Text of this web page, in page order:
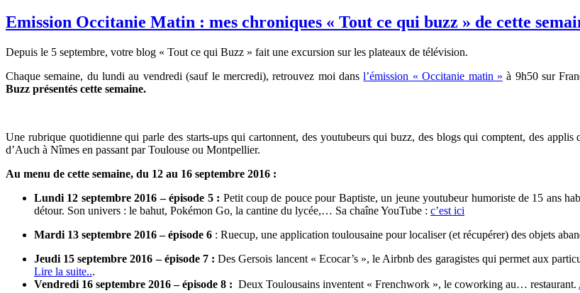
Emission Occitanie Matin : mes chroniques « Tout ce qui buzz » de cette
Depuis le 5 septembre, votre blog « Tout ce qui Buzz » fait une excursion sur les plateaux de télévision.
Chaque semaine, du lundi au vendredi (sauf le mercredi), retrouvez moi dansl’émission « Occitanie matin » à 9h50 sur
Buzz présentés cette semaine.
Une rubrique quotidienne qui parle des starts-ups qui cartonnent, des youtubeurs qui buzz, des blogs qui comptent, des
d’Auch à Nîmes en passant par Toulouse ou Montpellier.
Au menu de cette semaine, du 12 au 16 septembre 2016 :
Lundi 12 septembre 2016 – épisode 5 : Petit coup de pouce pour Baptiste, un jeune youtubeur humoriste de 15 ans
détour. Son univers : le bahut, Pokémon Go, la cantine du lycée,… Sa chaîne YouTube : c’est ici
Mardi 13 septembre 2016 –épisode 6 : Ruecup, une application toulousaine pour localiser (et récupérer) des objets
Jeudi 15 septembre 2016 – épisode 7 :Des Gersois lancent « Ecocar’s », le Airbnb des garagistes qui permet aux
Lire la suite...
Vendredi 16 septembre 2016 – épisode 8 : Deux Toulousains inventent « Frenchwork », le coworking au… restaurant.